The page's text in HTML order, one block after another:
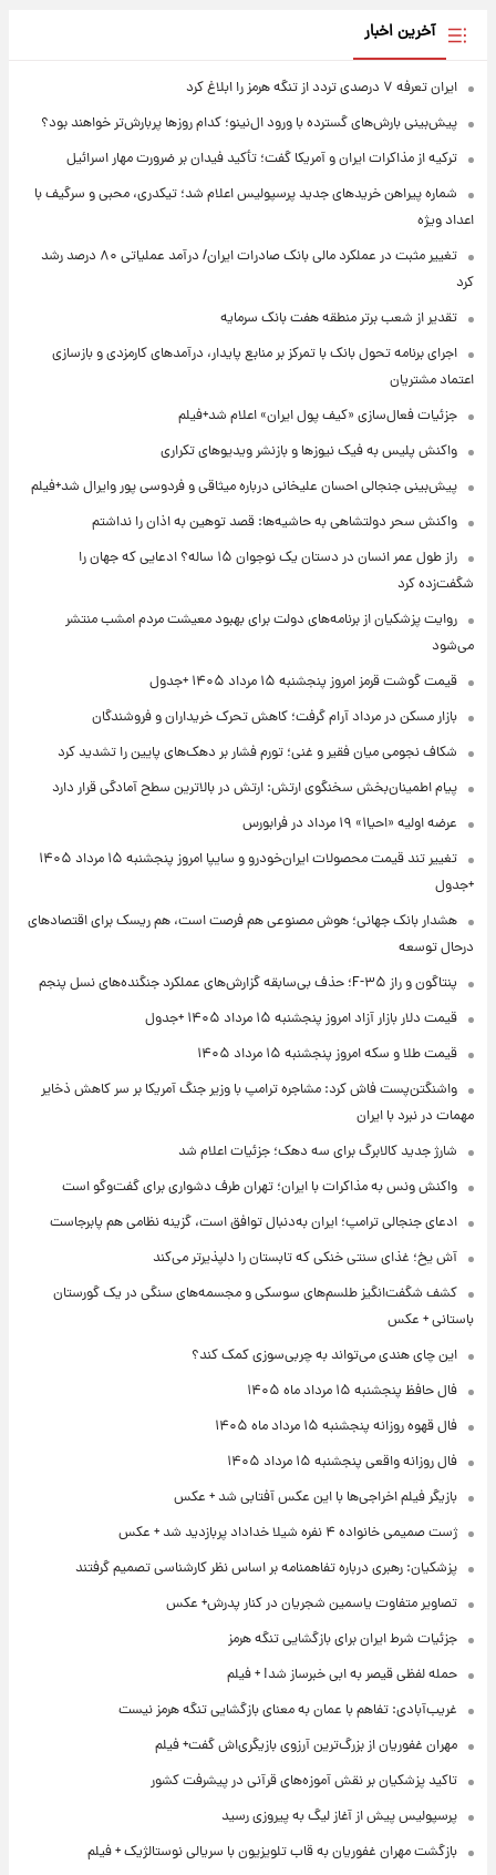
آخرین اخبار
ایران تعرفه ۷ درصدی تردد از تنگه هرمز را ابلاغ کرد
پیش‌بینی بارش‌های گسترده با ورود ال‌نینو؛ کدام روزها پربارش‌تر خواهند بود؟
ترکیه از مذاکرات ایران و آمریکا گفت؛ تأکید فیدان بر ضرورت مهار اسرائیل
شماره پیراهن خریدهای جدید پرسپولیس اعلام شد؛ تیکدری، محبی و سرگیف با
اعداد ویژه
تغییر مثبت در عملکرد مالی بانک صادرات ایران/ درآمد عملیاتی ۸۰ درصد رشد
کرد
تقدیر از شعب برتر منطقه هفت بانک سرمایه
اجرای برنامه تحول بانک با تمرکز بر منابع پایدار، درآمدهای کارمزدی و بازسازی
اعتماد مشتریان
جزئیات فعال‌سازی «کیف پول ایران» اعلام شد+فیلم
واکنش پلیس به فیک نیوزها و بازنشر ویدیوهای تکراری
پیش‌بینی جنجالی احسان علیخانی درباره میثاقی و فردوسی پور وایرال شد+فیلم
واکنش سحر دولتشاهی به حاشیه‌ها: قصد توهین به اذان را نداشتم
راز طول عمر انسان در دستان یک نوجوان ۱۵ ساله؟ ادعایی که جهان را
شگفت‌زده کرد
روایت پزشکیان از برنامه‌های دولت برای بهبود معیشت مردم امشب منتشر
می‌شود
قیمت گوشت قرمز امروز پنجشنبه ۱۵ مرداد ۱۴۰۵ +جدول
بازار مسکن در مرداد آرام گرفت؛ کاهش تحرک خریداران و فروشندگان
شکاف نجومی میان فقیر و غنی؛ تورم فشار بر دهک‌های پایین را تشدید کرد
پیام اطمینان‌بخش سخنگوی ارتش: ارتش در بالاترین سطح آمادگی قرار دارد
عرضه اولیه «احیا۱» ۱۹ مرداد در فرابورس
تغییر تند قیمت محصولات ایران‌خودرو و سایپا امروز پنجشنبه ۱۵ مرداد ۱۴۰۵
+جدول
هشدار بانک جهانی؛ هوش مصنوعی هم فرصت است، هم ریسک برای اقتصادهای
درحال توسعه
پنتاگون و راز F-۳۵؛ حذف بی‌سابقه گزارش‌های عملکرد جنگنده‌های نسل پنجم
قیمت دلار بازار آزاد امروز پنجشنبه ۱۵ مرداد ۱۴۰۵ +جدول
قیمت طلا و سکه امروز پنجشنبه ۱۵ مرداد ۱۴۰۵
واشنگتن‌پست فاش کرد: مشاجره ترامپ با وزیر جنگ آمریکا بر سر کاهش ذخایر
مهمات در نبرد با ایران
شارژ جدید کالابرگ برای سه دهک؛ جزئیات اعلام شد
واکنش ونس به مذاکرات با ایران؛ تهران طرف دشواری برای گفت‌وگو است
ادعای جنجالی ترامپ؛ ایران به‌دنبال توافق است، گزینه نظامی هم پابرجاست
آش یخ؛ غذای سنتی خنکی که تابستان را دلپذیرتر می‌کند
کشف شگفت‌انگیز طلسم‌های سوسکی و مجسمه‌های سنگی در یک گورستان
باستانی + عکس
این چای هندی می‌تواند به چربی‌سوزی کمک کند؟
فال حافظ پنجشنبه ۱۵ مرداد ماه ۱۴۰۵
فال قهوه روزانه پنجشنبه ۱۵ مرداد ماه ۱۴۰۵
فال روزانه واقعی پنجشنبه ۱۵ مرداد ۱۴۰۵
بازیگر فیلم اخراجی‌ها با این عکس آفتابی شد + عکس
ژست صمیمی خانواده ۴ نفره شیلا خداداد پربازدید شد + عکس
پزشکیان: رهبری درباره تفاهمنامه بر اساس نظر کارشناسی تصمیم گرفتند
تصاویر متفاوت یاسمین شجریان در کنار پدرش+ عکس
جزئیات شرط ایران برای بازگشایی تنگه هرمز
حمله لفظی قیصر به ابی خبرساز شد! + فیلم
غریب‌آبادی: تفاهم با عمان به معنای بازگشایی تنگه هرمز نیست
مهران غفوریان از بزرگ‌ترین آرزوی بازیگری‌اش گفت+ فیلم
تاکید پزشکیان بر نقش آموزه‌های قرآنی در پیشرفت کشور
پرسپولیس پیش از آغاز لیگ به پیروزی رسید
بازگشت مهران غفوریان به قاب تلویزیون با سریالی نوستالژیک + فیلم